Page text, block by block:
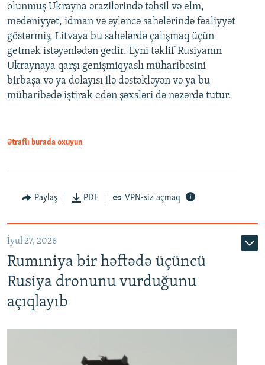
olunmuş Ukrayna ərazilərində təhsil və elm,
mədəniyyət, idman və əyləncə sahələrində fəaliyyət
göstərmiş, Litvaya bu sahələrdə çalışmaq üçün
getmək istəyənlədən gedir. Eyni təklif Rusiyanın
Ukraynaya qarşı genişmiqyaslı müharibəsini
birbaşa və ya dolayısı ilə dəstəkləyən və ya bu
müharibədə iştirak edən şəxsləri də nəzərdə tutur.
Ətraflı burada oxuyun
Paylaş PDF VPN-siz açmaq
İyul 27, 2026
Rumıniya bir həftədə üçüncü
Rusiya dronunu vurduğunu
açıqlayıb